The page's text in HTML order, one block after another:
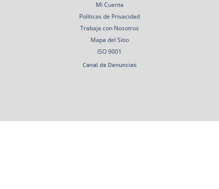
Mi Cuenta
Políticas de Privacidad
Trabaja con Nosotros
Mapa del Sitio
ISO 9001
Canal de Denuncias